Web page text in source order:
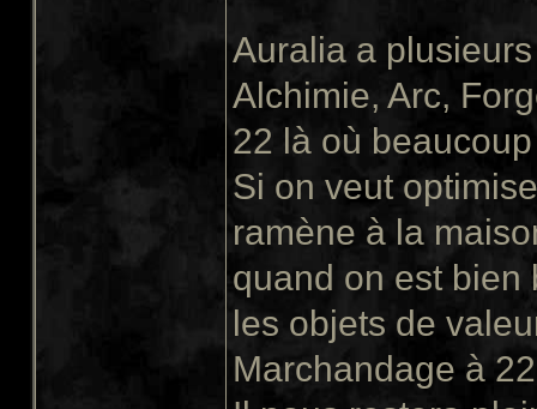
Auralia a
Alchimie, Arc,
22 là où
Si on veut
ramène à la
quand on est bien
les objets de
Marchandage à